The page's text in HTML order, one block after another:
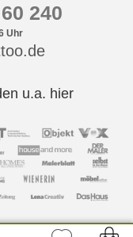
240
Uhr
u.a. hier